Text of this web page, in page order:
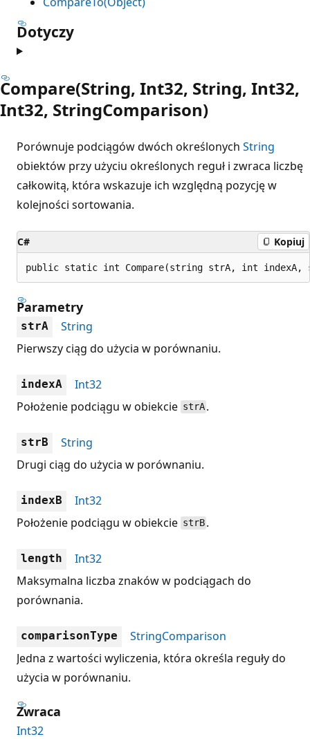
Dotyczy
Compare(String, Int32, String, Int32,
Int32, StringComparison)
Porównuje podciągów dwóch określonych String
obiektów przy użyciu określonych reguł i zwraca liczbę
całkowitą, która wskazuje ich względną pozycję w
kolejności sortowania.
C# Kopiuj
public static int Compare(string strA, int indexA,
Parametry
strA
String
Pierwszy ciąg do użycia w porównaniu.
indexA
Int32
Położenie podciągu w obiekcie strA .
strB
String
Drugi ciąg do użycia w porównaniu.
indexB
Int32
Położenie podciągu w obiekcie strB .
length
Int32
Maksymalna liczba znaków w podciągach do
porównania.
comparisonType
StringComparison
Jedna z wartości wyliczenia, która określa reguły do
użycia w porównaniu.
Zwraca
Int32